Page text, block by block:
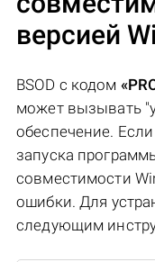
версией
BSOD с кодом
может вызывать
обеспечение.
запуска
совместимости
ошибки. Для
следующим